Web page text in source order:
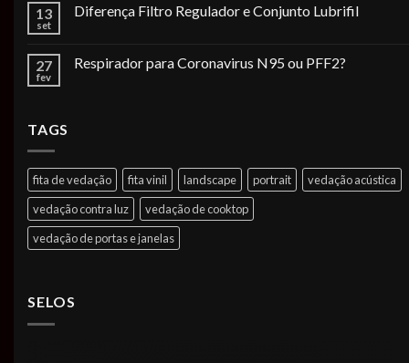
13
set
Diferença Filtro Regulador e Conjunto Lubrifil
27
fev
Respirador para Coronavirus N95 ou PFF2?
TAGS
fita de vedação fita vinil landscape portrait
vedação acústica
vedação contra luz
vedação de cooktop
vedação de portas e janelas
SELOS